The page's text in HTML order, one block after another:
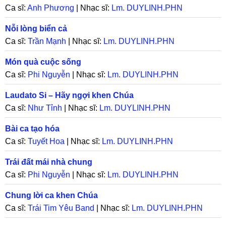
Ca sĩ: Anh Phương | Nhạc sĩ: Lm. DUYLINH.PHN
Nỗi lòng biển cả
Ca sĩ: Trần Mạnh | Nhạc sĩ: Lm. DUYLINH.PHN
Món quà cuộc sống
Ca sĩ: Phi Nguyễn | Nhạc sĩ: Lm. DUYLINH.PHN
Laudato Si – Hãy ngợi khen Chúa
Ca sĩ: Như Tỉnh | Nhạc sĩ: Lm. DUYLINH.PHN
Bài ca tạo hóa
Ca sĩ: Tuyết Hoa | Nhạc sĩ: Lm. DUYLINH.PHN
Trái đất mái nhà chung
Ca sĩ: Phi Nguyễn | Nhạc sĩ: Lm. DUYLINH.PHN
Chung lời ca khen Chúa
Ca sĩ: Trái Tim Yêu Band | Nhạc sĩ: Lm. DUYLINH.PHN